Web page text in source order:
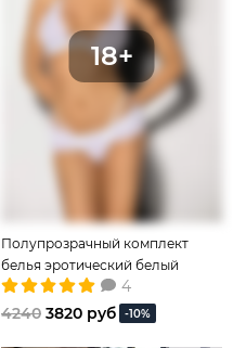
Полупрозрачный комплект
белья эротический белый
4
4240 3820 руб -10%